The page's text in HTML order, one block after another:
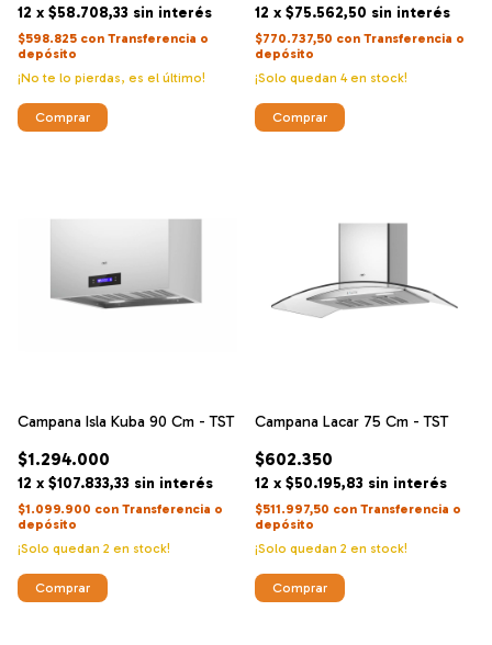
12 x $58.708,33 sin interés
$598.825 con Transferencia o
depósito
¡No te lo pierdas, es el último!
12 x $75.562,50 sin interés
$770.737,50 con Transferencia o
depósito
¡Solo quedan 4en stock!
Comprar
Campana Isla Kuba 90 Cm - TST
$1.294.000
12 x $107.833,33 sin interés
$1.099.900 con Transferencia o
depósito
¡Solo quedan 2 en stock!
Campana Lacar 75 Cm - TST
$602.350
12 x $50.195,83 sin interés
$511.997,50 con Transferencia o
depósito
¡Solo quedan 2 en stock!